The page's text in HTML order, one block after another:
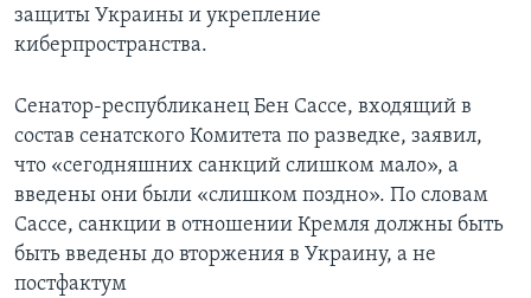
защиты Украины и укрепление
киберпространства.
Сенатор-республиканец Бен Сассе, входящий в
состав сенатского Комитета по разведке, заявил,
что «сегодняшних санкций слишком мало», а
введены они были «слишком поздно». По словам
Сассе, санкции в отношении Кремля должны быть
быть введены до вторжения в Украину, а не
постфактум